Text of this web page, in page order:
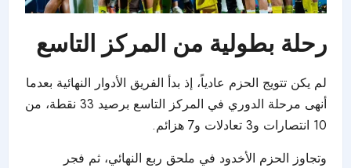
رحلة بطولية من المركز التاسع
لم يكن تتويج الحزم عادياً، إذ بدأ الفريق الأدوار النهائية بعدما
أنهى مرحلة الدوري في المركز التاسع برصيد 33 نقطة، من
10 انتصارات و3 تعادلات و7 هزائم.
وتجاوز الحزم الأخدود في ملحق ربع النهائي، ثم فجر